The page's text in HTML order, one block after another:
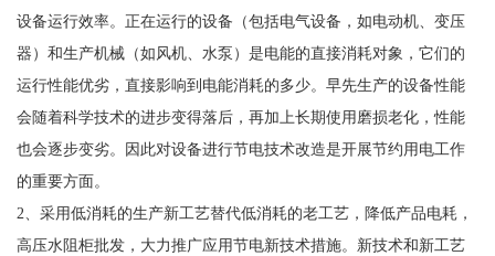
设备运行效率。正在运行的设备（包括电气设备，如电动机、变压
器）和生产机械（如风机、水泵）是电能的直接消耗对象，它们的
运行性能优劣，直接影响到电能消耗的多少。早先生产的设备性能
会随着科学技术的进步变得落后，再加上长期使用磨损老化，性能
也会逐步变劣。因此对设备进行节电技术改造是开展节约用电工作
的重要方面。
2、采用低消耗的生产新工艺替代低消耗的老工艺，降低产品电耗，
高压水阻柜批发，大力推广应用节电新技术措施。新技术和新工艺